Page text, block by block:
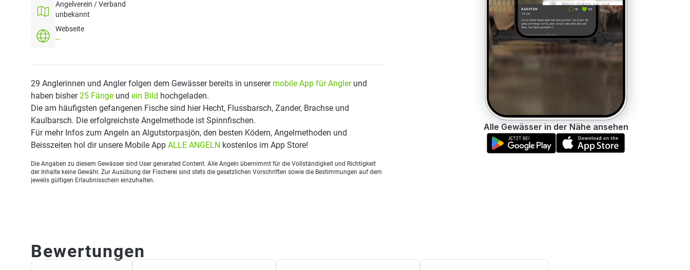
Angelverein / Verband
unbekannt
Webseite
--
29 Anglerinnen und Angler folgen dem Gewässer bereits in unserer mobile App für Anglerund
haben bisher25 Fänge und ein Bild hochgeladen.
Die am häufigsten gefangenen Fische sind hier Hecht, Flussbarsch, Zander, Brachse und
Kaulbarsch. Die erfolgreichste Angelmethode ist Spinnfischen.
Für mehr Infos zum Angeln an Algutstorpasjön, den besten Ködern, Angelmethoden und
Beisszeiten hol dir unsere Mobile App ALLE ANGELN kostenlos im App Store!
Die Angaben zu diesem Gewässer sind User generated Content. Alle Angeln übernimmt für die Vollständigkeit und Richtigkeit
der Inhalte keine Gewähr. Zur Ausübung der Fischerei sind stets die gesetzlichen Vorschriften sowie die Bestimmungen auf dem
jeweils gültigen Erlaubnisschein einzuhalten.
Alle Gewässer in der Nähe ansehen
Bewertungen